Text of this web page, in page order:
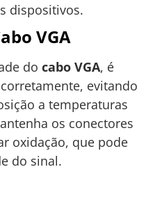
dispositivos.
VGA
do cabo VGA, é
evitando
a temperaturas
os conectores
oxidação, que pode
do sinal.